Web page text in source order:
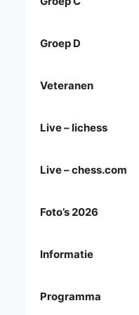
Groep D
Veteranen
Live – lichess
Live – chess.com
Foto’s 2026
Informatie
Programma